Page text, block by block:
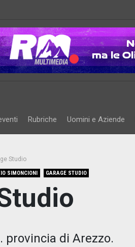
Rubriche Uomini e Aziende
Studio
SIMONCIONI GARAGE STUDIO
provincia di Arezzo.